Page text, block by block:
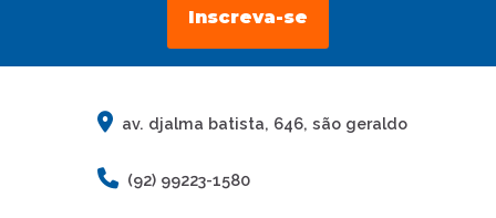
Inscreva-se
av. djalma batista, 646, são geraldo
(92) 99223-1580